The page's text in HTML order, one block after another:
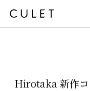
News
Hirotaka 新作コ